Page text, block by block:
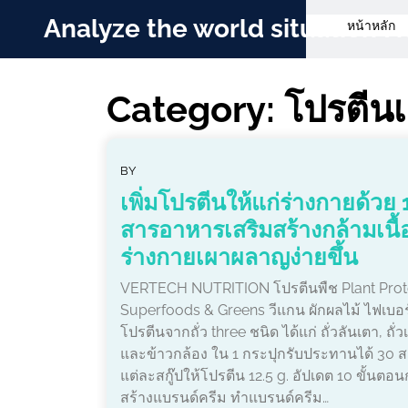
Analyze the world situationหน้าหลัก
Category: โปรตีน
BY
เพิ่มโปรตีนให้แก่ร่างกายด้วย
สารอาหารเสริมสร้างกล้ามเนื้
ร่างกายเผาผลาญง่ายขึ้น
VERTECH NUTRITION โปรตีนพืช Plant
Superfoods & Greens วีแกน ผักผลไม้ ไฟเบอ
โปรตีนจากถั่ว three ชนิด ได้แก่ ถั่วลันเตา, ถั่ว
และข้าวกล้อง ใน 1 กระปุกรับประทานได้ 30
แต่ละสกู๊ปให้โปรตีน 12.5 g. อัปเดต 10 ขั้นตอน
สร้างแบรนด์ครีม ทำแบรนด์ครีม…